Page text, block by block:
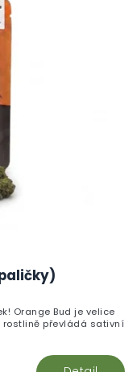
Orange Bud je velice
rostlině převládá sativní